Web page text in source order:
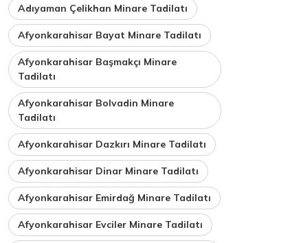
Adıyaman Çelikhan Minare Tadilatı
Afyonkarahisar Bayat Minare Tadilatı
Afyonkarahisar Başmakçı Minare
Tadilatı
Afyonkarahisar Bolvadin Minare
Tadilatı
Afyonkarahisar Dazkırı Minare Tadilatı
Afyonkarahisar Dinar Minare Tadilatı
Afyonkarahisar Emirdağ Minare Tadilatı
Afyonkarahisar Evciler Minare Tadilatı